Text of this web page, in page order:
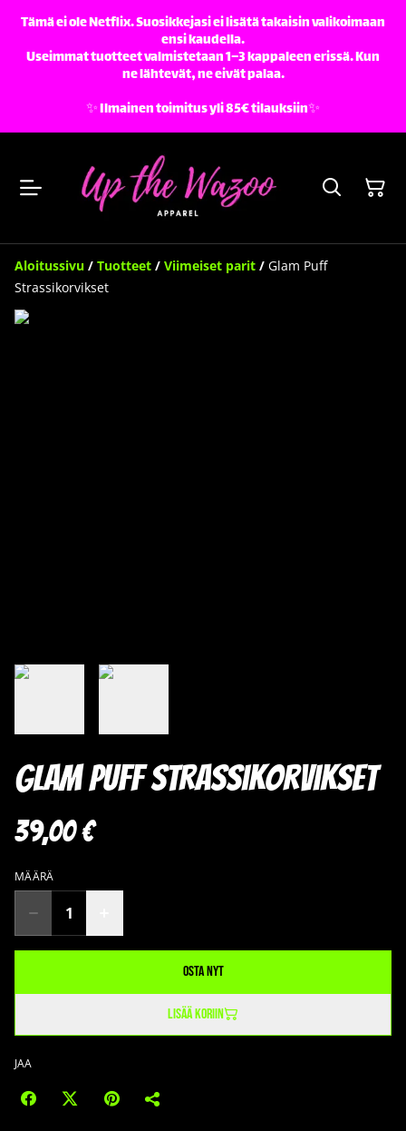
Tämä ei ole Netflix. Suosikkejasi ei lisätä takaisin valikoimaan
ensi kaudella.
Useimmat tuotteet valmistetaan 1–3 kappaleen erissä. Kun
ne lähtevät, ne eivät palaa.
✨️ Ilmainen toimitus yli 85€ tilauksiin✨️
Aloitussivu / Tuotteet / Viimeiset parit / Glam Puff
Strassikorvikset
Glam Puff Strassikorvikset
39,00 €
MÄÄRÄ
Osta nyt
Lisää koriin
JAA